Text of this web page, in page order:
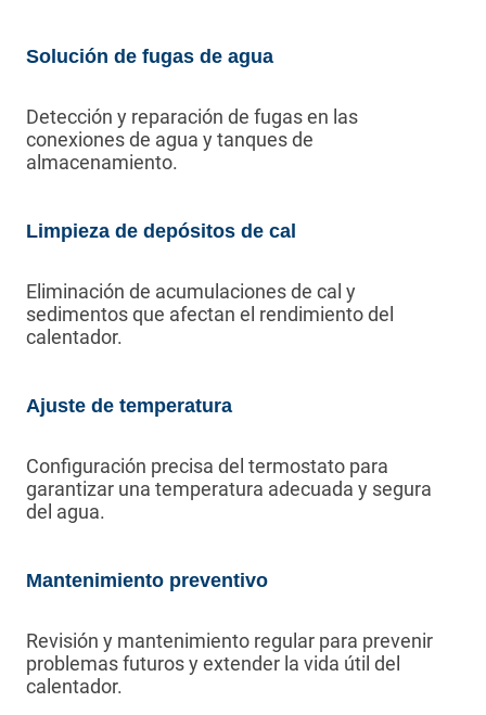
Solución de fugas de agua
Detección y reparación de fugas en las
conexiones de agua y tanques de
almacenamiento.
Limpieza de depósitos de cal
Eliminación de acumulaciones de cal y
sedimentos que afectan el rendimiento del
calentador.
Ajuste de temperatura
Configuración precisa del termostato para
garantizar una temperatura adecuada y segura
del agua.
Mantenimiento preventivo
Revisión y mantenimiento regular para prevenir
problemas futuros y extender la vida útil del
calentador.